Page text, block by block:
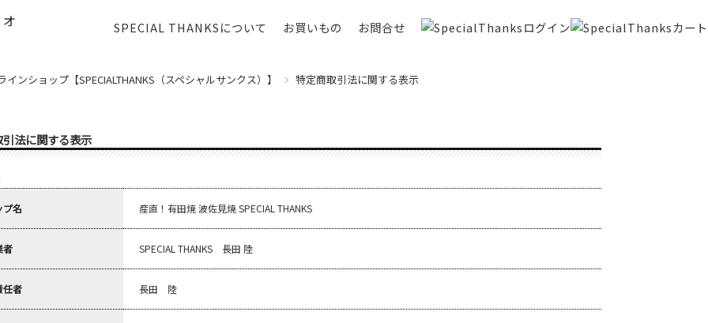
SPECIAL THANKSについて お買いもの お問合せ
ンショップ【SPECIALTHANKS（スペシャルサンクス）】 特定商取引法に関する表示
法に関する表示
プ名 産直！有田焼 波佐見焼 SPECIAL THANKS
者 SPECIAL THANKS 長田 陸
任者 長田 陸